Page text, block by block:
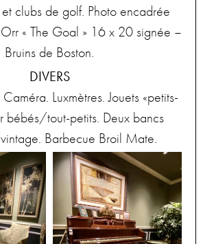
et clubs de golf. Photo encadrée
« The Goal » 16 x 20 signée –
Bruins de Boston.
DIVERS
Luxmètres. Jouets «petits-
bébés/tout-petits. Deux bancs
Barbecue Broil Mate.